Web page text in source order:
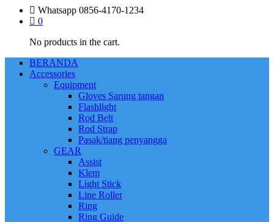
Whatsapp 0856-4170-1234
0
No products in the cart.
BERANDA
Accessories
Equipment
Gloves Sarung tangan
Flashlight
Rod Belt
Rod Strap
Pasak/tiang penyangga
GEAR
Assist
Klem
Light Stick
Line Roller
Ring
Ring Guide